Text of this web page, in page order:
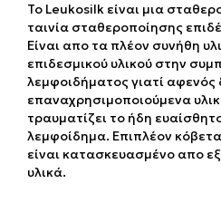
Το Leukosilk είναι μια
ταινία σταθεροποίησης
Είναι απο τα πλέον συνήθη
επιδεσμικού υλικού στην
λεμφοιδήματος γιατί
επαναχρησιμοποιούμενα
τραυματίζει το ήδη
λεμφοίδημα. Επιπλέον
είναι κατασκευασμένο απο
υλικά.